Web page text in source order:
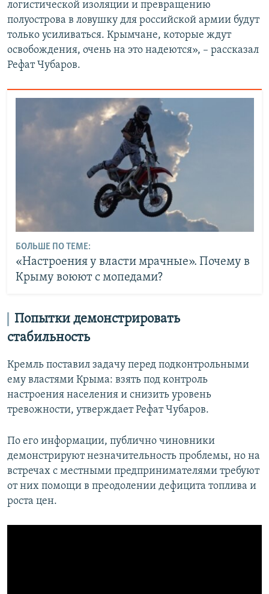
логистической изоляции и превращению
полуострова в ловушку для российской армии будут
только усиливаться. Крымчане, которые ждут
освобождения, очень на это надеются», – рассказал
Рефат Чубаров.
БОЛЬШЕ ПО ТЕМЕ:
«Настроения у власти мрачные». Почему в
Крыму воюют с мопедами?
Попытки демонстрировать
стабильность
Кремль поставил задачу перед подконтрольными
ему властями Крыма: взять под контроль
настроения населения и снизить уровень
тревожности, утверждает Рефат Чубаров.
По его информации, публично чиновники
демонстрируют незначительность проблемы, но на
встречах с местными предпринимателями требуют
от них помощи в преодолении дефицита топлива и
роста цен.